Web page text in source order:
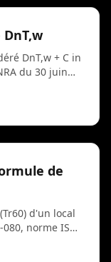
DnT,w + C in
du 30 juin
l'outil
30 dB
la
de
d'un local
norme ISO
de la